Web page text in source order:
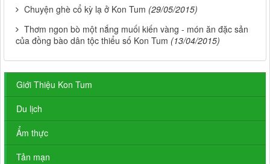
Chuyện ghè cổ kỳ lạ ở Kon Tum (29/05/2015)
Thơm ngon bò một nắng muối kiến vàng - món ăn đặc sản
của đồng bào dân tộc thiểu số Kon Tum (13/04/2015)
Giới Thiệu Kon Tum
Du lịch
Ẩm thực
Tản mạn